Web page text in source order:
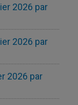
2026 par
2026 par
2026 par